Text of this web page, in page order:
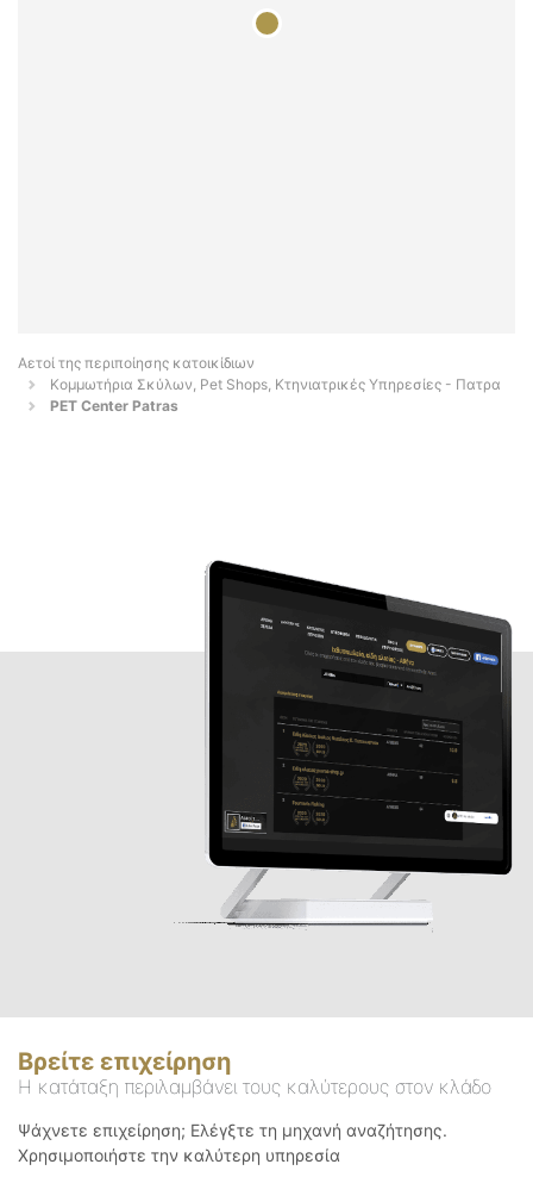
Αετοί της περιποίησης κατοικίδιων
Κομμωτήρια Σκύλων, Pet Shops, Κτηνιατρικές Υπηρεσίες - Πατρα
PET Center Patras
Βρείτε επιχείρηση
Η κατάταξη περιλαμβάνει τους καλύτερους στον κλάδο
Ψάχνετε επιχείρηση; Ελέγξτε τη μηχανή αναζήτησης.
Χρησιμοποιήστε την καλύτερη υπηρεσία